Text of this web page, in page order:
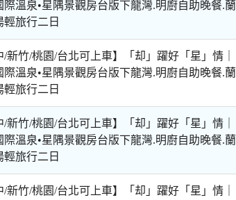
際溫泉•星隅景觀房台版下龍灣.明廚自助晚餐.蘭
輕旅行二日
/新竹/桃園/台北可上車】「却」躍好「星」情｜
際溫泉•星隅景觀房台版下龍灣.明廚自助晚餐.蘭
輕旅行二日
/新竹/桃園/台北可上車】「却」躍好「星」情｜
際溫泉•星隅景觀房台版下龍灣.明廚自助晚餐.蘭
輕旅行二日
/新竹/桃園/台北可上車】「却」躍好「星」情｜